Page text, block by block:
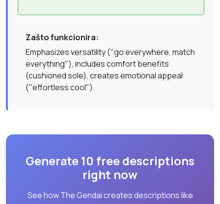
Zašto funkcionira:
Emphasizes versatility ("go everywhere, match
everything"), includes comfort benefits
(cushioned sole), creates emotional appeal
("effortless cool").
Generate 10 free descriptions
right now
See how The Gendai creates descriptions like